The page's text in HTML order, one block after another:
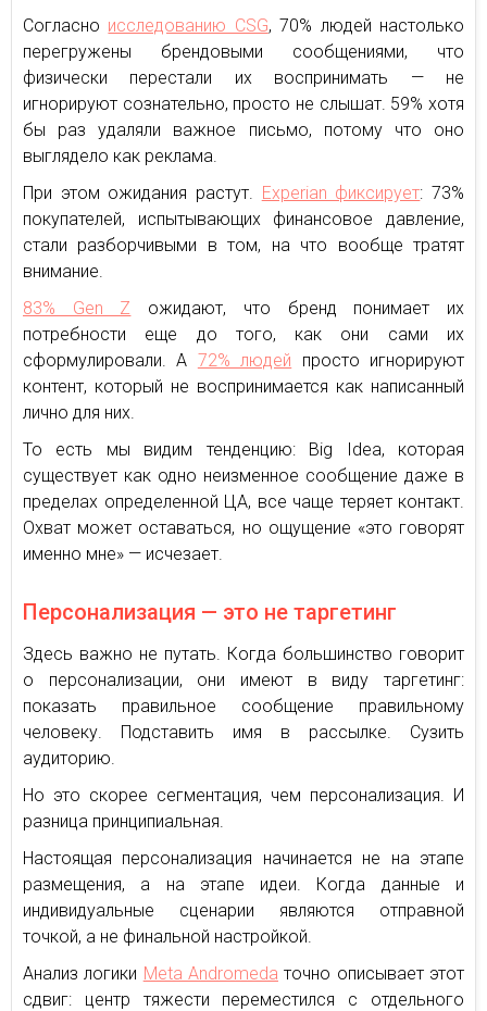
Согласно исследованию CSG, 70% людей настолько
перегружены брендовыми сообщениями, что
физически перестали их воспринимать — не
игнорируют сознательно, просто не слышат. 59% хотя
бы раз удаляли важное письмо, потому что оно
выглядело как реклама.
При этом ожидания растут. Experian фиксирует: 73%
покупателей, испытывающих финансовое давление,
стали разборчивыми в том, на что вообще тратят
внимание.
83% Gen Z ожидают, что бренд понимает их
потребности еще до того, как они сами их
сформулировали. А 72% людей просто игнорируют
контент, который не воспринимается как написанный
лично для них.
То есть мы видим тенденцию: Big Idea, которая
существует как одно неизменное сообщение даже в
пределах определенной ЦА, все чаще теряет контакт.
Охват может оставаться, но ощущение «это говорят
именно мне» — исчезает.
Персонализация — это не таргетинг
Здесь важно не путать. Когда большинство говорит
о персонализации, они имеют в виду таргетинг:
показать правильное сообщение правильному
человеку. Подставить имя в рассылке. Сузить
аудиторию.
Но это скорее сегментация, чем персонализация. И
разница принципиальная.
Настоящая персонализация начинается не на этапе
размещения, а на этапе идеи. Когда данные и
индивидуальные сценарии являются отправной
точкой, а не финальной настройкой.
Анализ логики Meta Andromeda точно описывает этот
сдвиг: центр тяжести переместился с отдельного